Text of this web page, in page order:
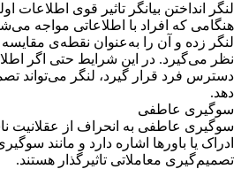
لنگر انداختن بیانگر تاثیر قوی اطلاعات
هنگامی که افراد با اطلاعاتی مواجه
لنگر زده و آن را به‌عنوان نقطه‌ی
نظر می‌گیرد. در این شرایط حتی اگر
دسترس فرد قرار گیرد، لنگر می‌تواند
دهد.
سوگیری عاطفی
سوگیری عاطفی به انحراف از عقلانیت
ادراک یا باورها اشاره دارد و مانند
تصمیم‌گیری معاملاتی تاثیرگذار هستند.